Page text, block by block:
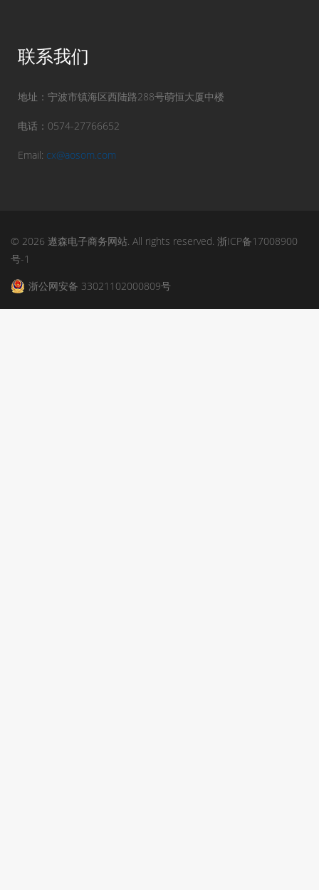
联系我们
地址：宁波市镇海区西陆路288号萌恒大厦中楼
电话：0574-27766652
Email: cx@aosom.com
© 2026 遨森电子商务网站. All rights reserved. 浙ICP备17008900
号-1
浙公网安备 33021102000809号